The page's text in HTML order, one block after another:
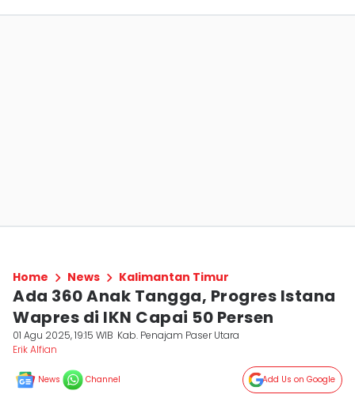
Home News Kalimantan Timur
Ada 360 Anak Tangga, Progres Istana
Wapres di IKN Capai 50 Persen
01 Agu 2025, 19:15 WIB Kab. Penajam Paser Utara
Erik Alfian
News Channel Add Us on Google